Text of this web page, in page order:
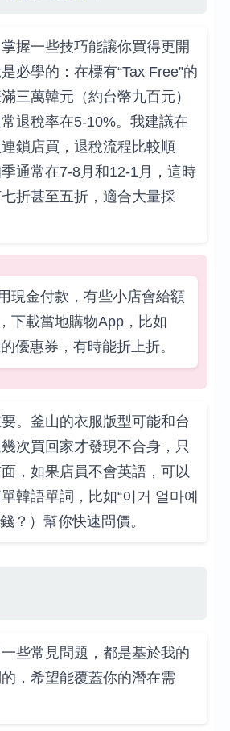
握一些技巧能讓你買得更開
必學的：在標有“Tax Free”的
三萬韓元（約台幣九百元）
退稅率在5-10%。我建議在
鎖店買，退稅流程比較順
通常在7-8月和12-1月，這時
折甚至五折，適合大量採
現金付款，有些小店會給額
下載當地購物App，比如
優惠券，有時能折上折。
。釜山的衣服版型可能和台
次買回家才發現不合身，只
，如果店員不會英語，可以
韓語單詞，比如“이거 얼마예
？）幫你快速問價。
些常見問題，都是基於我的
，希望能覆蓋你的潛在需